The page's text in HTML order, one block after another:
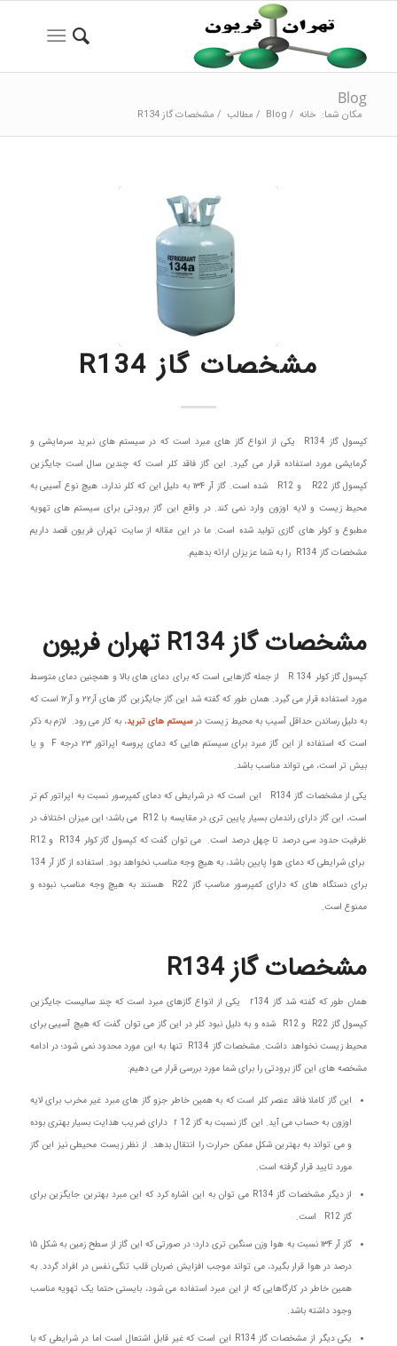
Blog
مکان شما: خانه /
Blog
/ مطالب / مشخصات گاز R134
مشخصات گاز R134
کپسول گاز R134 یکی از انواع گاز های مبرد است که در سیستم های نبرید سرمایشی و
گرمایشی مورد استفاده قرار می گیرد. این گاز فاقد کلر است که چندین سال است جایگزین
کپسول گاز R22 و R12 شده است‌. گاز آر ۱۳۴ به دلیل این که کلر ندارد، هیچ نوع آسیبی به
محیط زیست و لایه اوزون وارد نمی کند. در واقع این گاز برودتی برای سیستم های تهویه
مطبوع و کولر های گازی تولید شده است. ما در این مقاله از سایت تهران فریون قصد داریم
مشخصات گاز R134 را به شما عزیزان ارائه بدهیم.
مشخصات گاز R134 تهران فریون
کپسول گاز کولر R 134 از جمله گازهایی است که برای دمای های بالا و همچنین دمای متوسط
مورد استفاده قرار می گیرد. همان طور که گفته شد این گاز جایگزین گاز های آر‌۲۲ و آر۱۲‌ است که
به دلیل رساندن حداقل آسیب به محیط زیست درسیستم های تبرید، به کار می رود. لازم به ذکر
است که استفاده از این گاز مبرد برای سیستم هایی که دمای پروسه اپراتور ۲۳ درجه F و یا
بیش تر است، می تواند مناسب باشد‌.
یکی از مشخصات گاز R134 این است که در شرایطی که دمای کمپرسور نسبت به اپراتور کم تر
است، این گاز دارای راندمان بسیار پایین تری در مقایسه با R12 می باشد؛ این میزان اختلاف در
ظرفیت حدود سی درصد تا چهل درصد است. می توان گفت که کپسول گاز کولر R134 و R12
برای شرایطی که دمای هوا پایین باشد، به هیچ وجه مناسب نخواهد بود. استفاده از گاز آر 134
برای دستگاه های که دارای کمپرسور مناسب گاز R22 هستند به هیچ وجه مناسب نبوده و
ممنوع است.
مشخصات گاز R134
همان طور که گفته شد گاز r134 یکی از انواع گازهای مبرد است که چند سالیست جایگزین
کپسول گاز R22 و R12 شده و به دلیل نبود کلر در این گاز می توان گفت که هیچ آسیبی برای
محیط زیست نخواهد داشت. مشخصات گاز R134 تنها به این مورد محدود نمی شود؛ در ادامه
مشخصه های این گاز برودتی را برای شما مورد بررسی قرار می دهیم:
این گاز کاملا فاقد عنصر کلر است که به همین خاطر جزو گاز های مبرد غیر مخرب برای لایه
اوزون به حساب می آید. این گاز نسبت به گاز r 12 دارای ضریب هدایت بسیار بهتری بوده
و می تواند به بهترین شکل ممکن حرارت را انتقال بدهد. از نظر زیست محیطی نیز این گاز
مورد تایید قرار گرفته است.
از دیگر مشخصات گاز R134 می توان به این اشاره کرد که این مبرد بهترین جایگزین برای
گاز R12 است.
گاز آر ۱۳۴ نسبت به هوا وزن سنگین تری دارد؛ در صورتی که این گاز از سطح زمین به شکل ۱۵
درصد در هوا قرار بگیرد، می تواند موجب افزایش ضربان قلب‌ تنگی نفس در افراد گردد. به
همین خاطر در کارگاهایی که از این مبرد استفاده می شود، بایستی حتما یک تهویه مناسب
وجود داشته باشد.
یکی دیگر از مشخصات گاز R134 این است که غیر قابل اشتعال است اما در شرایطی که با